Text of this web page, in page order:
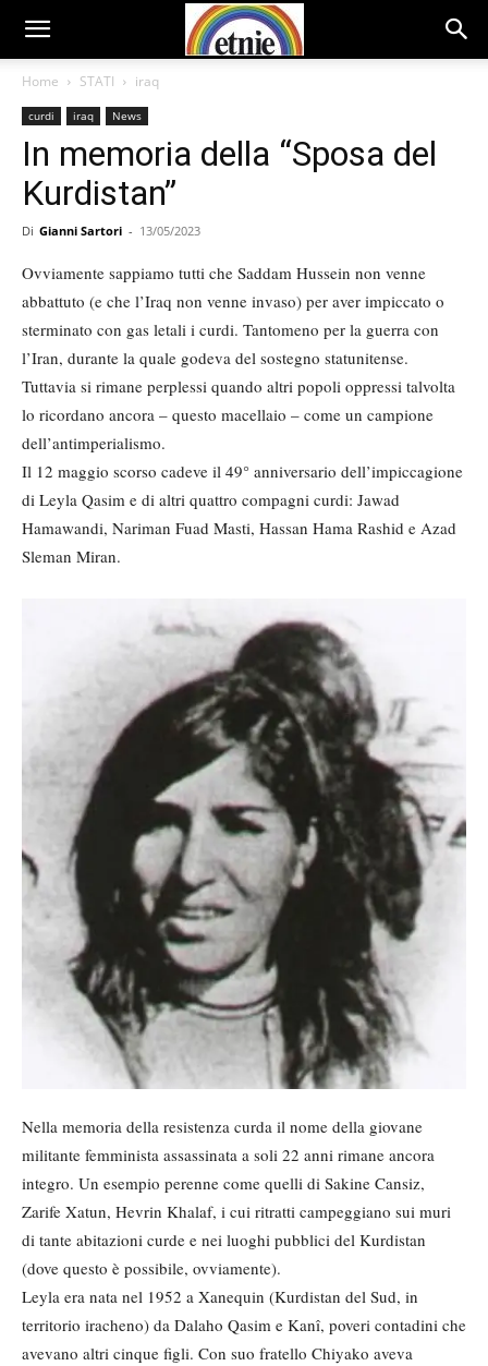
Home STATI iraq
curdi iraq News
In memoria della “Sposa del
Kurdistan”
Di Gianni Sartori - 13/05/2023
Ovviamente sappiamo tutti che Saddam Hussein non venne
abbattuto (e che l’Iraq non venne invaso) per aver impiccato o
sterminato con gas letali i curdi. Tantomeno per la guerra con
l’Iran, durante la quale godeva del sostegno statunitense.
Tuttavia si rimane perplessi quando altri popoli oppressi talvolta
lo ricordano ancora – questo macellaio – come un campione
dell’antimperialismo.
Il 12 maggio scorso cadeve il 49° anniversario dell’impiccagione
di Leyla Qasim e di altri quattro compagni curdi: Jawad
Hamawandi, Nariman Fuad Masti, Hassan Hama Rashid e Azad
Sleman Miran.
Nella memoria della resistenza curda il nome della giovane
militante femminista assassinata a soli 22 anni rimane ancora
integro. Un esempio perenne come quelli di Sakine Cansiz,
Zarife Xatun, Hevrin Khalaf, i cui ritratti campeggiano sui muri
di tante abitazioni curde e nei luoghi pubblici del Kurdistan
(dove questo è possibile, ovviamente).
Leyla era nata nel 1952 a Xanequin (Kurdistan del Sud, in
territorio iracheno) da Dalaho Qasim e Kanî, poveri contadini che
avevano altri cinque figli. Con suo fratello Chiyako aveva